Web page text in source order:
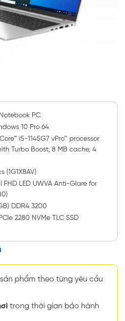
PC
10 Pro 64
i5-1145G7 vPro™ processor
Turbo Boost, 8 MB cache, 4
(1G1X8AV)
FHD LED UWVA Anti-Glare for
DDR4 3200
2280 NVMe TLC SSD
sản phẩm theo từng yêu cầu
trong thời gian bảo hành